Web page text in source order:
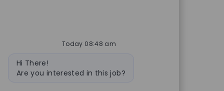
Today 08:48 am
Bot message
Hi There!
Are you interested in this job?